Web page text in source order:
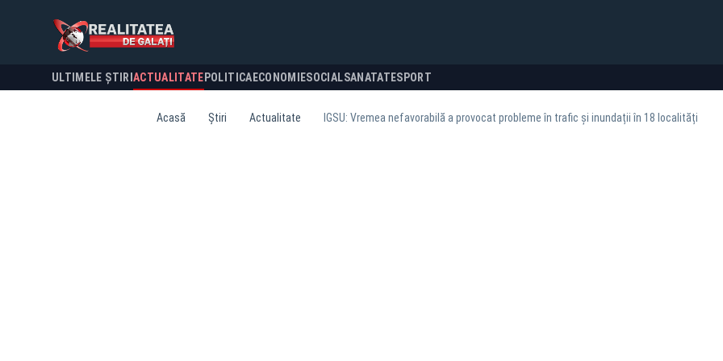
ULTIMELE ȘTIRI ACTUALITATE POLITICA ECONOMIESOCIALSANATATESPORT
Acasă Știri Actualitate IGSU: Vremea nefavorabilă a provocat probleme în trafic și inundații în 18 localități